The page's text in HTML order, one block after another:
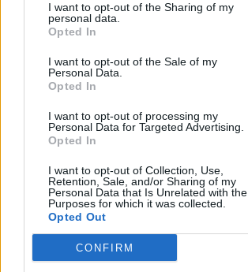
I want to opt-out of the Sharing of my
personal data.
Opted In
I want to opt-out of the Sale of my
Personal Data.
Opted In
I want to opt-out of processing my
Personal Data for Targeted Advertising.
Opted In
I want to opt-out of Collection, Use,
Retention, Sale, and/or Sharing of my
Personal Data that Is Unrelated with the
Purposes for which it was collected.
Opted Out
CONFIRM